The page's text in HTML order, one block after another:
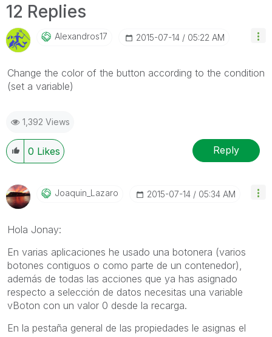
12 Replies
Alexandros17 ‎2015-07-14 05:22 AM
Change the color of the button according to the condition
(set a variable)
1,392 Views
0 Likes Reply
Joaquin_Lazaro ‎2015-07-14 05:34 AM
Hola Jonay:
En varias aplicaciones he usado una botonera (varios
botones contiguos o como parte de un contenedor),
además de todas las acciones que ya has asignado
respecto a selección de datos necesitas una variable
vBoton con un valor 0 desde la recarga.
En la pestaña general de las propiedades le asignas el